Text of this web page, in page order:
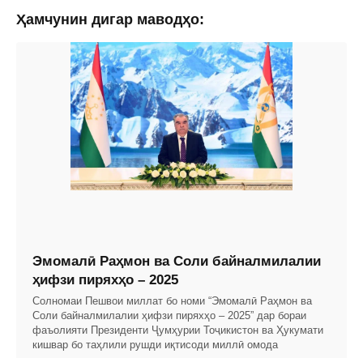
Ҳамчунин дигар маводҳо:
Эмомалӣ Раҳмон ва Соли байналмилалии
ҳифзи пиряхҳо – 2025
Солномаи Пешвои миллат бо номи “Эмомалӣ Раҳмон ва
Соли байналмилалии ҳифзи пиряхҳо – 2025” дар бораи
фаъолияти Президенти Ҷумҳурии Тоҷикистон ва Ҳукумати
кишвар бо таҳлили рушди иқтисоди миллӣ омода